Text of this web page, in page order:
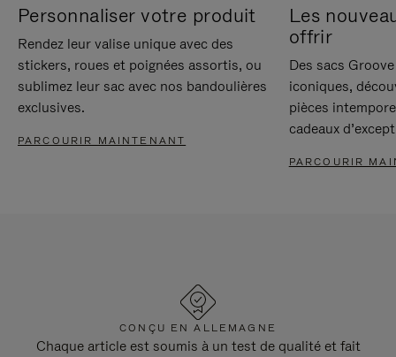
Personnaliser votre produit
Rendez leur valise unique avec des
stickers, roues et poignées assortis, ou
sublimez leur sac avec nos bandoulières
exclusives.
PARCOURIR MAINTENANT
Les
offrir
Des sacs
iconiques,
pièces
cadeaux
PARCOURIR
CONÇU EN ALLEMAGNE
Chaque article est soumis à un test de qualité et fait